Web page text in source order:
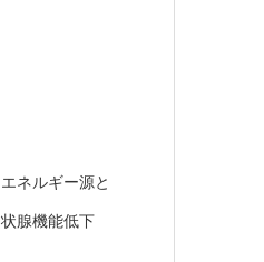
ネルギー源と
腺機能低下